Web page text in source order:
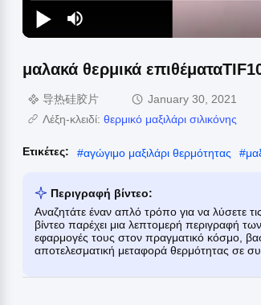
μαλακά θερμικά
导热硅胶片
January 30, 2021
Λέξη-κλειδί: θερμικό μαξιλάρι σιλικόνης
Ετικέτες: #αγώγιμο μαξιλάρι θερμότητας #
Περιγραφή βίντεο:
Αναζητάτε έναν απλό τρόπο για να λύσετε
βίντεο παρέχει μια λεπτομερή περιγραφή
εφαρμογές τους στον πραγματικό κόσμο,
αποτελεσματική μεταφορά θερμότητας σε